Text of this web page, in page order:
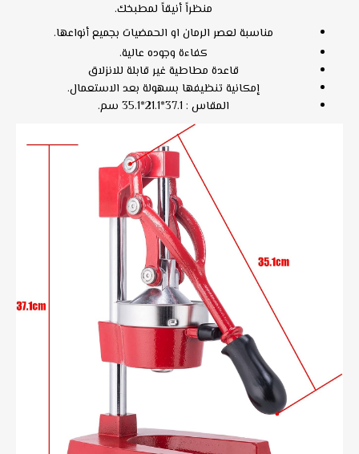
منظراً أنيقاً لمطبخك.
مناسبة لعصر الرمان او الحمضيات بجميع أنواعها.
كفاءة وجوده عالية.
قاعدة مطاطية غير قابلة للانزلاق
إمكانية تنظيفها بسهولة بعد الاستعمال.
المقاس : 37.1*21.1*35.1 سم.